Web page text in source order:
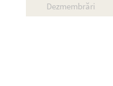
Dezmembrări